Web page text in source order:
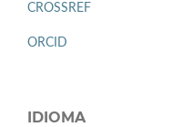
CROSSREF
ORCID
IDIOMA